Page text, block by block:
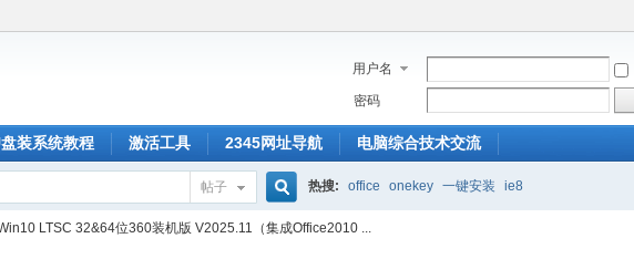
用户名
密码
装系统教程 激活工具 2345网址导航 电脑综合技术交流
帖子
搜
热搜: office onekey 一键安装 ie8
LTSC 32&64位360装机版 V2025.11（集成Office2010 ...